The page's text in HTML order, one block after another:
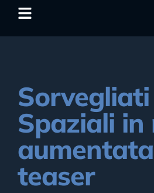
Sorvegliati
Spaziali in
teaser